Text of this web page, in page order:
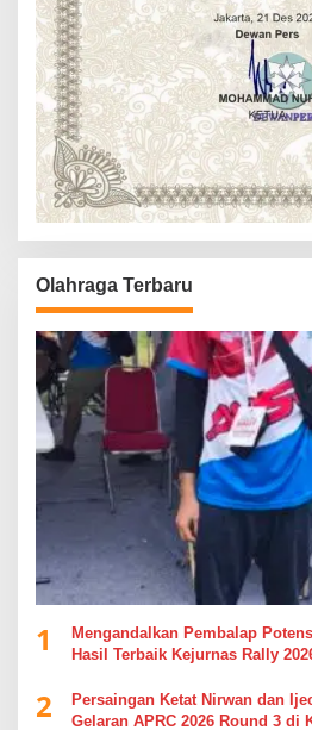
Olahraga Terbaru
1
Mengandalkan Pembalap
Hasil Terbaik Kejurnas Rally
2
Persaingan Ketat Nirwan dan
Gelaran APRC 2026 Round 3 di